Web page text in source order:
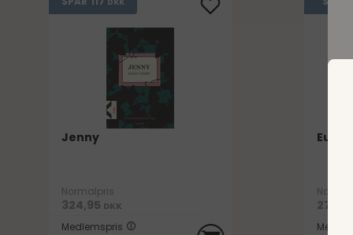
Jenny
Normalpris
324,95 DKK
Medlemspris
270,95